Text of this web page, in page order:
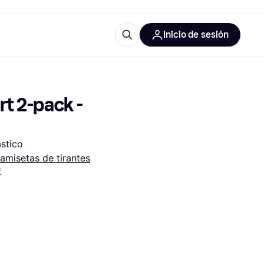
Inicio de sesión
2-pack -
de tirantes